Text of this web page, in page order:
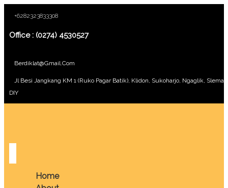
+6282323833308
Office : (0274) 4530527
Berdiklat@gmail.com
Jl Besi Jangkang KM 1 (Ruko Pagar Batik), Klidon, Sukoharjo, Ngaglik,
DIY
Home